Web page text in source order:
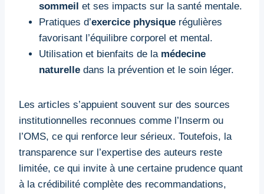
sommeil et ses impacts sur la santé mentale.
Pratiques d’exercice physique régulières
favorisant l’équilibre corporel et mental.
Utilisation et bienfaits de la médecine
naturelle dans la prévention et le soin léger.
Les articles s’appuient souvent sur des sources
institutionnelles reconnues comme l’Inserm ou
l’OMS, ce qui renforce leur sérieux. Toutefois, la
transparence sur l’expertise des auteurs reste
limitée, ce qui invite à une certaine prudence quant
à la crédibilité complète des recommandations,